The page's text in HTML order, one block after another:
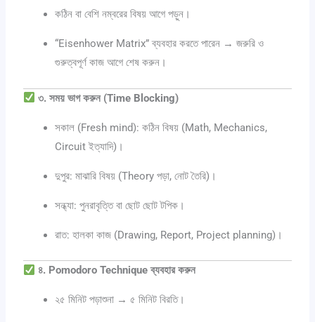
কঠিন বা বেশি নম্বরের বিষয় আগে পড়ুন।
“Eisenhower Matrix” ব্যবহার করতে পারেন → জরুরি ও
গুরুত্বপূর্ণ কাজ আগে শেষ করুন।
৩. সময় ভাগ করুন (Time Blocking)
সকাল (Fresh mind): কঠিন বিষয় (Math, Mechanics,
Circuit ইত্যাদি)।
দুপুর: মাঝারি বিষয় (Theory পড়া, নোট তৈরি)।
সন্ধ্যা: পুনরাবৃত্তি বা ছোট ছোট টপিক।
রাত: হালকা কাজ (Drawing, Report, Project planning)।
৪. Pomodoro Technique ব্যবহার করুন
২৫ মিনিট পড়াশুনা → ৫ মিনিট বিরতি।